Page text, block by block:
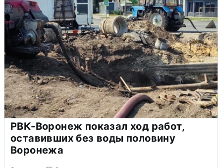
РВК-Воронеж показал ход работ,
оставивших без воды половину
Воронежа